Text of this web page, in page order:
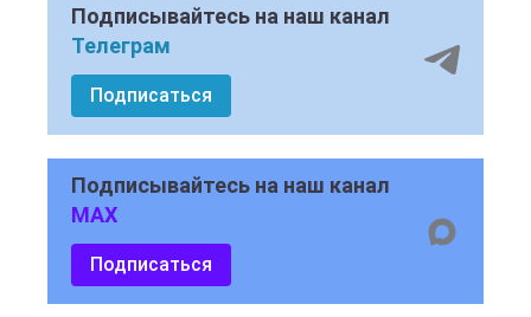
Подписывайтесь на наш канал
Телеграм
Подписаться
Подписывайтесь на наш канал
MAX
Подписаться